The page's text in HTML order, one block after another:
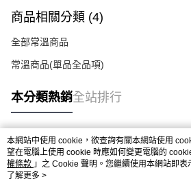
商品相關分類 (4)
全部常溫商品
常溫商品(單品全品項)
本分類熱銷全站排行
熱門標籤
本網站中使用 cookie，欲查詢有關本網站使用
望在電腦上使用 cookie 時應如何變更電腦的
權條款 」之 Cookie 聲明。您繼續使用本網站即
用條款之 Cookie 聲明使用 cookie。
了解更多 >